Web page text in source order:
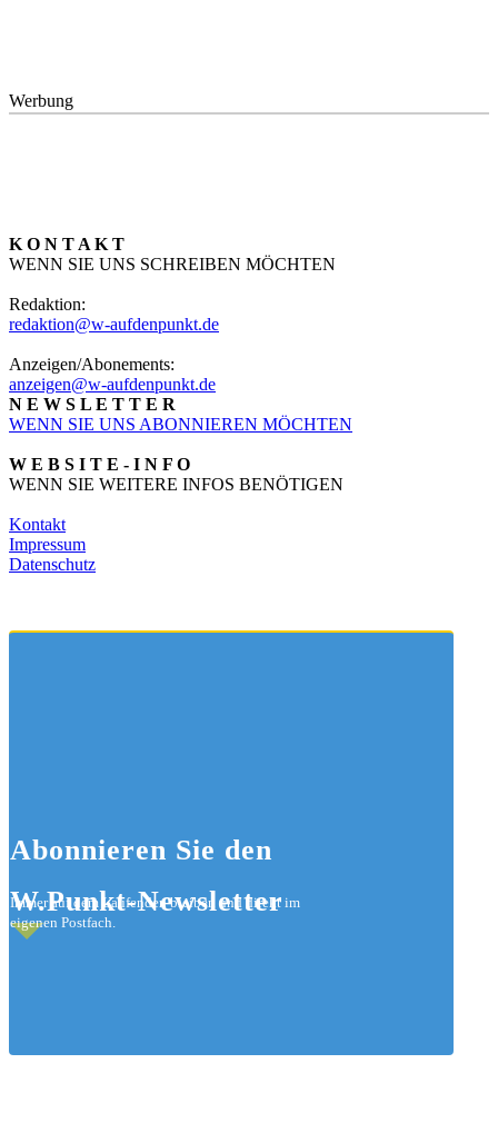
Werbung
K O N T A K T
WENN SIE UNS SCHREIBEN MÖCHTEN
Redaktion:
redaktion@w-aufdenpunkt.de
Anzeigen/Abonements:
anzeigen@w-aufdenpunkt.de
N E W S L E T T E R
WENN SIE UNS ABONNIEREN MÖCHTEN
W E B S I T E - I N F O
WENN SIE WEITERE INFOS BENÖTIGEN
Kontakt
Impressum
Datenschutz
Abonnieren Sie den
W.Punkt-Newsletter
Immer auf dem Laufenden bleiben und direkt im
eigenen Postfach.